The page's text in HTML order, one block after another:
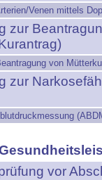
Venen mittels
zur
von
zur
vor